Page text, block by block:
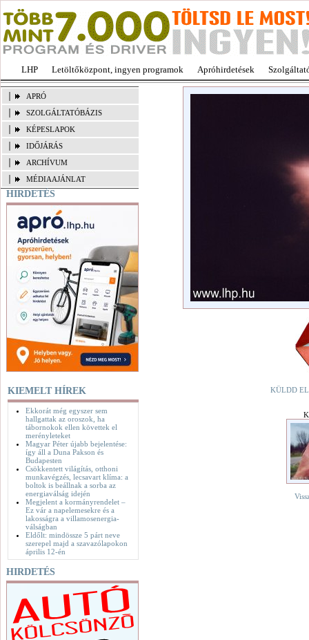
LHP Letöltőközpont, ingyen programok Apróhirdetések
APRÓ
SZOLGÁLTATÓBÁZIS
KÉPESLAPOK
IDŐJÁRÁS
ARCHÍVUM
MÉDIAAJÁNLAT
HIRDETÉS
KIEMELT HÍREK
Ekkorát még egyszer sem
hallgattak az oroszok, ha
tábornokok ellen követtek el
merényleteket
Magyar Péter újabb bejelentése:
így áll a Duna Pakson és
Budapesten
Csökkentett világítás, otthoni
munkavégzés, lecsavart klíma: a
boltok is beállnak a sorba az
energiaválság idején
Megjelent a kormányrendelet –
Ez vár a napelemesekre és a
lakosságra a villamosenergia-
válságban
Eldőlt: mindössze 5 párt neve
szerepel majd a szavazólapokon
április 12-én
HIRDETÉS
KÜLDD